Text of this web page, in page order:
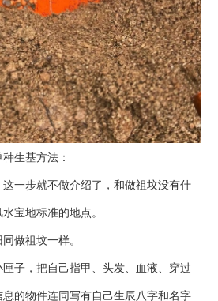
生基方法：
一步就不做介绍了，和做祖坟没有什
宝地标准的地点。
做祖坟一样。
子，把自己指甲、头发、血液、穿过
的物件连同写有自己生辰八字和名字